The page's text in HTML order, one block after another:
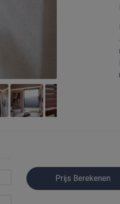
Prijs Berekenen